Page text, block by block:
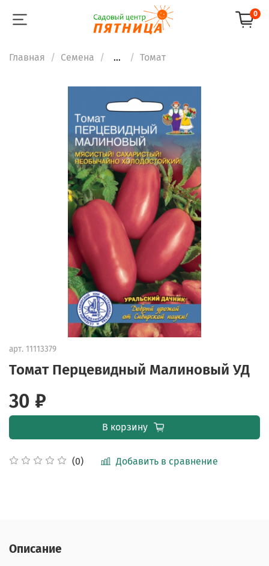
0
Главная Семена ... Томат
арт. 11113379
Томат Перцевидный Малиновый УД
(0) Добавить в сравнение
30 ₽
В корзину
Описание